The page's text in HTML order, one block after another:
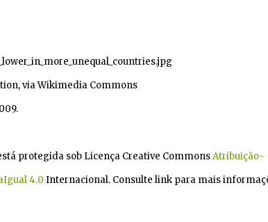
via Wikimedia Commons
protegida sob Licença Creative CommonsAtribuição-
4.0 Internacional. Consulte link para mais